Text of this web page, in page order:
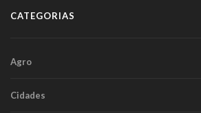
CATEGORIAS
Agro
Cidades